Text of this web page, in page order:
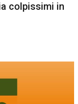
colpissimi in